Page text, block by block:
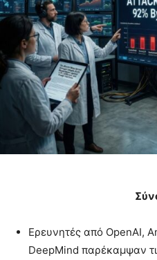
Ερευνητές από OpenAI,
DeepMind παρέκαμψαν